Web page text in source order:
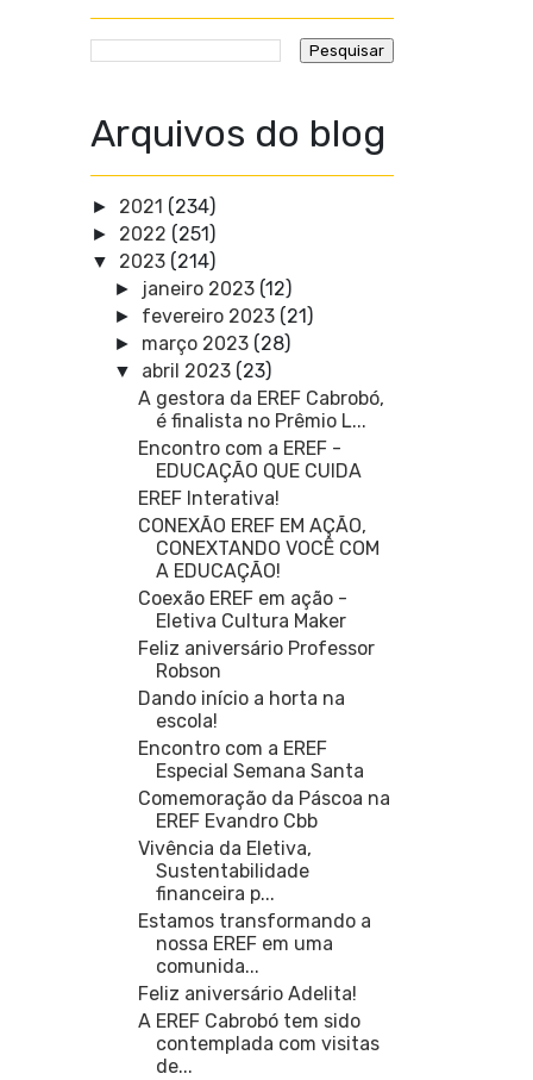
Arquivos do blog
► 2021 (234)
► 2022 (251)
▼ 2023 (214)
► janeiro 2023 (12)
► fevereiro 2023 (21)
► março 2023 (28)
▼ abril 2023 (23)
A gestora da EREF Cabrobó,
é finalista no Prêmio L...
Encontro com a EREF -
EDUCAÇÃO QUE CUIDA
EREF Interativa!
CONEXÃO EREF EM AÇÃO,
CONEXTANDO VOCÊ COM
A EDUCAÇÃO!
Coexão EREF em ação -
Eletiva Cultura Maker
Feliz aniversário Professor
Robson
Dando início a horta na
escola!
Encontro com a EREF
Especial Semana Santa
Comemoração da Páscoa na
EREF Evandro Cbb
Vivência da Eletiva,
Sustentabilidade
financeira p...
Estamos transformando a
nossa EREF em uma
comunida...
Feliz aniversário Adelita!
A EREF Cabrobó tem sido
contemplada com visitas
de...